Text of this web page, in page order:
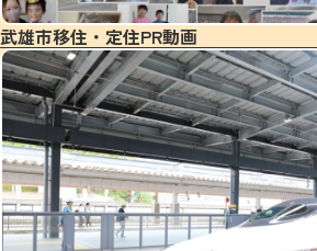
武雄市移住・定住PR動画